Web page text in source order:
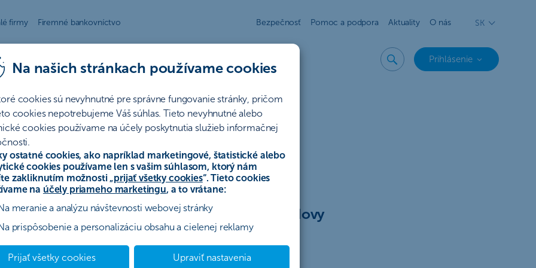
Na našich stránkach používame cookies
cookies sú nevyhnutné pre správne fungovanie stránky, pričom
cookies nepotrebujeme Váš súhlas. Tieto nevyhnutné alebo
cookies používame na účely poskytnutia služieb informačnej
ostatné cookies, ako napríklad marketingové, štatistické alebo
cookies používame len s vašim súhlasom, ktorý nám
zakliknutím možnosti „prijať všetky cookies“. Tieto cookies
na účely priameho marketingu, a to vrátane:
meranie a analýzu návštevnosti webovej stránky
prispôsobenie a personalizáciu obsahu a cielenej reklamy
Prijať všetky cookies Upraviť nastavenia
firmy Firemné bankovníctvo Bezpečnosť Pomoc a podpora Aktuality O nás SK
Prihlásenie
Poistenie Hypotéky Ostatné Archív
300€ za energetický certifikát poistenej budovy